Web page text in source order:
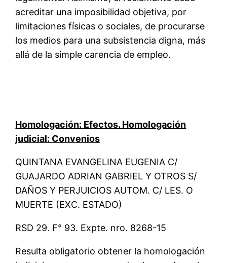
acreditar una imposibilidad objetiva, por
limitaciones físicas o sociales, de procurarse
los medios para una subsistencia digna, más
allá de la simple carencia de empleo.
Homologación: Efectos. Homologación
judicial: Convenios
QUINTANA EVANGELINA EUGENIA C/
GUAJARDO ADRIAN GABRIEL Y OTROS S/
DAÑOS Y PERJUICIOS AUTOM. C/ LES. O
MUERTE (EXC. ESTADO)
RSD 29. F° 93. Expte. nro. 8268-15
Resulta obligatorio obtener la homologación